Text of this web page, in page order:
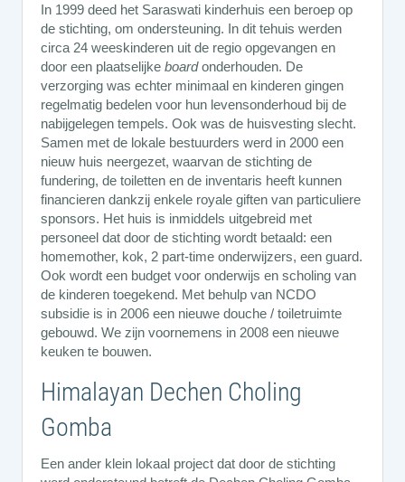
In 1999 deed het Saraswati kinderhuis een beroep op
de stichting, om ondersteuning. In dit tehuis werden
circa 24 weeskinderen uit de regio opgevangen en
door een plaatselijke boardonderhouden. De
verzorging was echter minimaal en kinderen gingen
regelmatig bedelen voor hun levensonderhoud bij de
nabijgelegen tempels. Ook was de huisvesting slecht.
Samen met de lokale bestuurders werd in 2000 een
nieuw huis neergezet, waarvan de stichting de
fundering, de toiletten en de inventaris heeft kunnen
financieren dankzij enkele royale giften van particuliere
sponsors. Het huis is inmiddels uitgebreid met
personeel dat door de stichting wordt betaald: een
homemother, kok, 2 part-time onderwijzers, een guard.
Ook wordt een budget voor onderwijs en scholing van
de kinderen toegekend. Met behulp van NCDO
subsidie is in 2006 een nieuwe douche / toiletruimte
gebouwd. We zijn voornemens in 2008 een nieuwe
keuken te bouwen.
Himalayan Dechen Choling
Gomba
Een ander klein lokaal project dat door de stichting